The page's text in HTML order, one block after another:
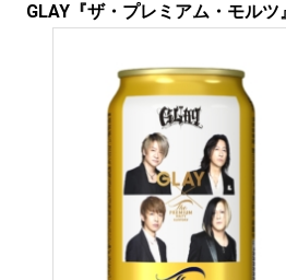
GLAY『ザ・プレミアム・モルツ